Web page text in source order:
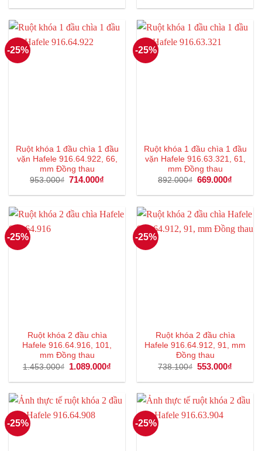
là:
tại
849.000₫.
là:
tại
-25%
Ruột khóa 1 đầu chìa 1 đầu
vặn Hafele 916.64.922, 66,
mm Đồng thau
953.000₫ Giá
là:
714.000₫
tại
714.000₫.
-25%
Ruột khóa 1 đầu chìa 1 đầu
vặn Hafele 916.63.321, 61,
mm Đồng thau
892.000₫ Giá
là:
669.000₫
tại
-25%
Ruột khóa 2 đầu chìa
Hafele 916.64.916, 101,
mm Đồng thau
1.453.000₫
Giá
là:
1.089.000₫
tại
1.089.000₫.
-25%
Ruột khóa 2 đầu chìa
Hafele 916.64.912, 91, mm
Đồng thau
738.100₫ Giá
là:
553.000₫
tại
-25% -25%